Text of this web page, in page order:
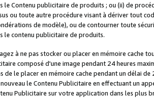
le Contenu publicitaire de produits ; ou (ii) de
ou toute autre procédure visant à dériver tout
de modèle), ou de contourner toute
le contenu publicitaire de produits.
à ne pas stocker ou placer en mémoire cache
composé d'une image pendant 24 heures
de le placer en mémoire cache pendant un délai
le Contenu Publicitaire en effectuant un
Publicitaire sur votre application dans les plus